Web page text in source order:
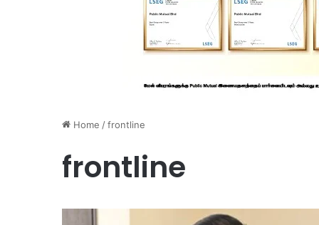
Home /frontline
frontline